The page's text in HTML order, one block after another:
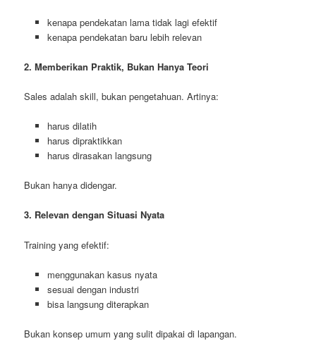
kenapa pendekatan lama tidak lagi efektif
kenapa pendekatan baru lebih relevan
2. Memberikan Praktik, Bukan Hanya Teori
Sales adalah skill, bukan pengetahuan. Artinya:
harus dilatih
harus dipraktikkan
harus dirasakan langsung
Bukan hanya didengar.
3. Relevan dengan Situasi Nyata
Training yang efektif:
menggunakan kasus nyata
sesuai dengan industri
bisa langsung diterapkan
Bukan konsep umum yang sulit dipakai di lapangan.